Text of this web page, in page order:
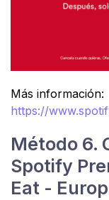
Más información:
https://
Método 6.
Spotify
Eat -